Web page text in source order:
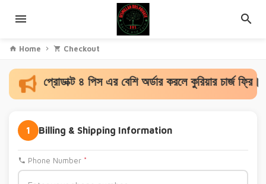
Home Checkout
প্রোডাক্ট ৪ পিস এর বেশি অর্ডার করলে কুরিয়ার চার্জ ফ্রি।
1 Billing & Shipping Information
Phone Number *